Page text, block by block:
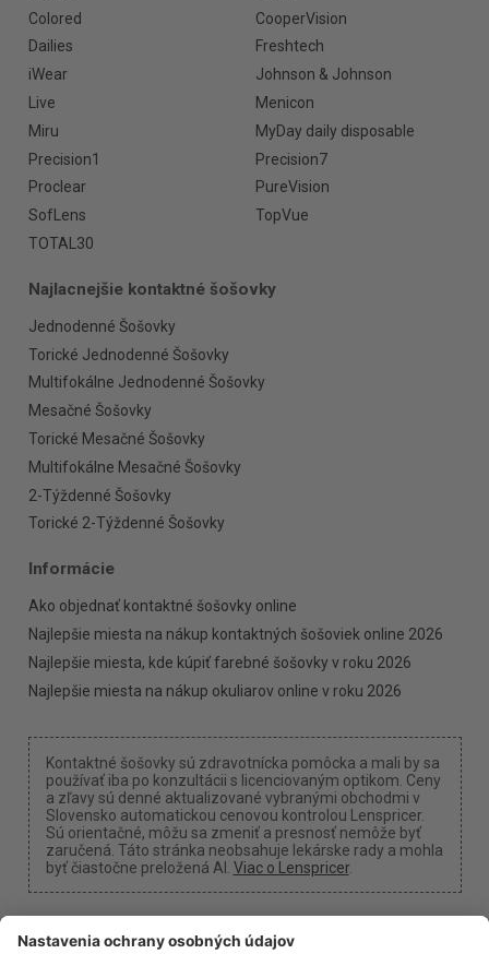
Colored
CooperVision
Dailies
Freshtech
iWear
Johnson & Johnson
Live
Menicon
Miru
MyDay daily disposable
Precision1
Precision7
Proclear
PureVision
SofLens
TopVue
TOTAL30
Najlacnejšie kontaktné šošovky
Jednodenné Šošovky
Torické Jednodenné Šošovky
Multifokálne Jednodenné Šošovky
Mesačné Šošovky
Torické Mesačné Šošovky
Multifokálne Mesačné Šošovky
2-Týždenné Šošovky
Torické 2-Týždenné Šošovky
Informácie
Ako objednať kontaktné šošovky online
Najlepšie miesta na nákup kontaktných šošoviek online 2026
Najlepšie miesta, kde kúpiť farebné šošovky v roku 2026
Najlepšie miesta na nákup okuliarov online v roku 2026
Kontaktné šošovky sú zdravotnícka pomôcka a mali by sa
používať iba po konzultácii s licenciovaným optikom. Ceny
a zľavy sú denné aktualizované vybranými obchodmi v
Slovensko automatickou cenovou kontrolou Lenspricer.
Sú orientačné, môžu sa zmeniť a presnosť nemôže byť
zaručená. Táto stránka neobsahuje lekárske rady a mohla
byť čiastočne preložená AI. Viac o Lenspricer.